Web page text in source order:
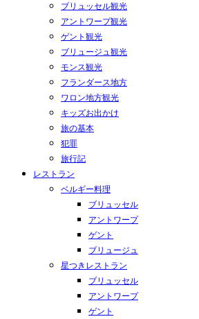
ブリュッセル観光
アントワープ観光
ゲント観光
ブリュージュ観光
モンス観光
フランダース地方
ワロン地方観光
キッズお出かけ
旅の基本
犯罪
旅行記
レストラン
ベルギー料理
ブリュッセル
アントワープ
ゲント
ブリュージュ
星つきレストラン
ブリュッセル
アントワープ
ゲント